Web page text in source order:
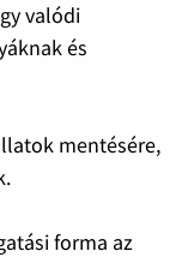
valódi
és
mentésére,
forma az